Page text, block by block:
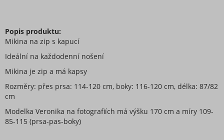
Popis produktu:
Mikina na zip s kapucí
Ideální na každodenní nošení
Mikina je zip a má kapsy
Rozměry: přes prsa: 114-120 cm, boky: 116-120 cm, délka: 87/82
cm
Modelka Veronika na fotografiích má výšku 170 cm a míry 109-
85-115 (prsa-pas-boky)